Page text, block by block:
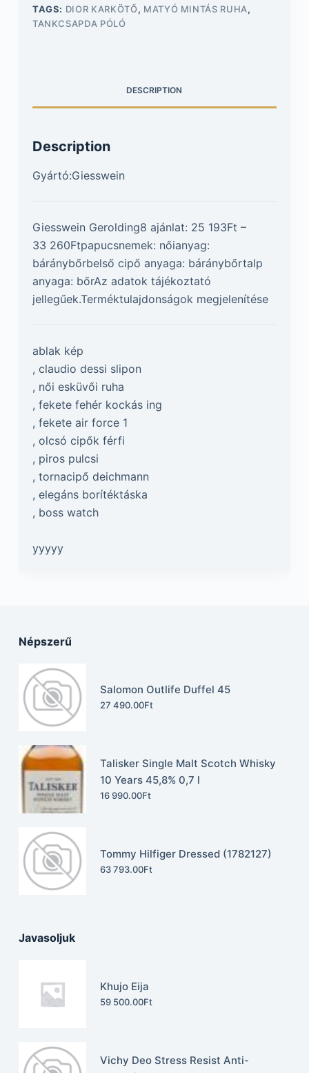
TAGS: DIOR KARKÖTŐ, MATYÓ MINTÁS RUHA,
TANKCSAPDA PÓLÓ
DESCRIPTION
Description
Gyártó:Giesswein
Giesswein Gerolding8 ajánlat: 25 193Ft –
33 260Ftpapucsnemek: nőianyag:
báránybőrbelső cipő anyaga: báránybőrtalp
anyaga: bőrAz adatok tájékoztató
jellegűek.Terméktulajdonságok megjelenítése
ablak kép
, claudio dessi slipon
, női esküvői ruha
, fekete fehér kockás ing
, fekete air force 1
, olcsó cipők férfi
, piros pulcsi
, tornacipő deichmann
, elegáns borítéktáska
, boss watch
yyyyy
Népszerű
Salomon Outlife Duffel 45
27 490.00Ft
Talisker Single Malt Scotch Whisky
10 Years 45,8% 0,7 l
16 990.00Ft
Tommy Hilfiger Dressed (1782127)
63 793.00Ft
Javasoljuk
Khujo Eija
59 500.00Ft
Vichy Deo Stress Resist Anti-